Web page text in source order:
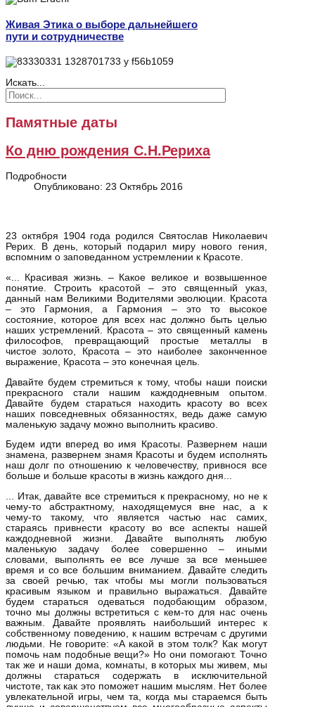
Живая Этика о выборе дальнейшего
пути и сотрудничестве
Искать...
Памятные даты
Ко дню рождения С.Н.Рериха
Подробности
Опубликовано: 23 Октябрь 2016
23 октября 1904 года родился Святослав Николаевич
Рерих. В день, который подарил миру нового гения,
вспомним о заповеданном устремлении к Красоте.
«... Красивая жизнь. – Какое великое и возвышенное
понятие. Строить красотой – это священный указ,
данный нам Великими Водителями эволюции. Красота
– это Гармония, а Гармония – это то высокое
состояние, которое для всех нас должно быть целью
наших устремлений. Красота – это священный камень
философов, превращающий простые металлы в
чистое золото, Красота – это наиболее законченное
выражение, Красота – это конечная цель.
Давайте будем стремиться к тому, чтобы наши поиски
прекрасного стали нашим каждодневным опытом.
Давайте будем стараться находить красоту во всех
наших повседневных обязанностях, ведь даже самую
маленькую задачу можно выполнить красиво.
Будем идти вперед во имя Красоты. Развернем наши
знамена, развернем знамя Красоты и будем исполнять
наш долг по отношению к человечеству, привнося все
больше и больше красоты в жизнь каждого дня...
... Итак, давайте все стремиться к прекрасному, но не к
чему-то абстрактному, находящемуся вне нас, а к
чему-то такому, что является частью нас самих,
стараясь привнести красоту во все аспекты нашей
каждодневной жизни. Давайте выполнять любую
маленькую задачу более совершенно – иными
словами, выполнять ее все лучше за все меньшее
время и со все большим вниманием. Давайте следить
за своей речью, так чтобы мы могли пользоваться
красивым языком и правильно выражаться. Давайте
будем стараться одеваться подобающим образом,
точно мы должны встретиться с кем-то для нас очень
важным. Давайте проявлять наибольший интерес к
собственному поведению, к нашим встречам с другими
людьми. Не говорите: «А какой в этом толк? Как могут
помочь нам подобные вещи?» Но они помогают. Точно
так же и наши дома, комнаты, в которых мы живем, мы
должны стараться содержать в исключительной
чистоте, так как это поможет нашим мыслям. Нет более
увлекательной игры, чем та, когда мы стараемся быть